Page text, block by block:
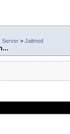
Server > Jailmod